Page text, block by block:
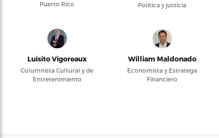
Puerto Rico
Política y justicia
Luisito Vigoreaux
Columnista Cultural y de
Entretenimiento
William Maldonado
Economista y Estratega
Financiero